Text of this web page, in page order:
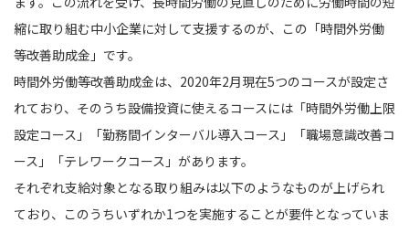
縮に取り組む中小企業に対して支援するのが、この「時間外労働
等改善助成金」です。
時間外労働等改善助成金は、2020年2月現在5つのコースが設定さ
れており、そのうち設備投資に使えるコースには「時間外労働上限
設定コース」「勤務間インターバル導入コース」「職場意識改善コ
ース」「テレワークコース」があります。
それぞれ支給対象となる取り組みは以下のようなものが上げられ
ており、このうちいずれか1つを実施することが要件となっていま